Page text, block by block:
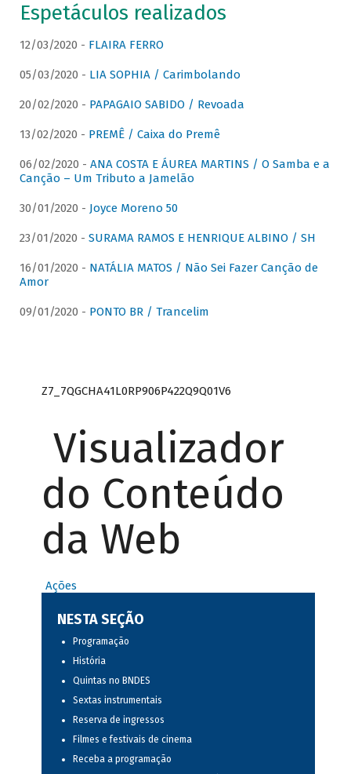
Espetáculos realizados
12/03/2020 - FLAIRA FERRO
05/03/2020 - LIA SOPHIA / Carimbolando
20/02/2020 - PAPAGAIO SABIDO / Revoada
13/02/2020 - PREMÊ / Caixa do Premê
06/02/2020 - ANA COSTA E ÁUREA MARTINS / O Samba e a
Canção – Um Tributo a Jamelão
30/01/2020 - Joyce Moreno 50
23/01/2020 - SURAMA RAMOS E HENRIQUE ALBINO / SH
16/01/2020 - NATÁLIA MATOS / Não Sei Fazer Canção de
Amor
09/01/2020 - PONTO BR / Trancelim
Z7_7QGCHA41L0RP906P422Q9Q01V6
Visualizador
do Conteúdo
da Web
Ações
NESTA SEÇÃO
Programação
História
Quintas no BNDES
Sextas instrumentais
Reserva de ingressos
Filmes e festivais de cinema
Receba a programação